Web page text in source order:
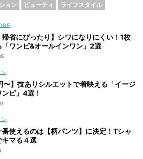
ョン ビューティ ライフスタイル
帰省にぴったり】シワになりにくい！1枚
「ワンピ&オールインワン」2選
〜】技ありシルエットで着映える「イージ
ピ」4選！
番使えるのは【柄パンツ】に決定！Tシャ
キマる４選